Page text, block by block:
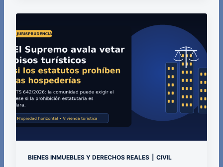
BIENES INMUEBLES Y DERECHOS REALES CIVIL